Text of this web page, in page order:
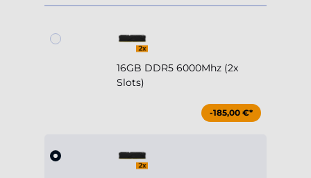
16GB DDR5 6000Mhz (2x
Slots)
-185,00 €*